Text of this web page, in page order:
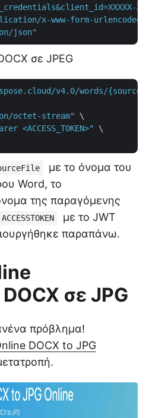
x-www-form-urlencoded"
json"
σε JPEG
v4.0/words/
octet-stream"
\
<ACCESS_TOKEN>"
\
με το όνομα του
Word, το
της παραγόμενης
ACCESSTOKEN
με το JWT
παραπάνω.
σε JPG
πρόβλημα!
DOCX to JPG